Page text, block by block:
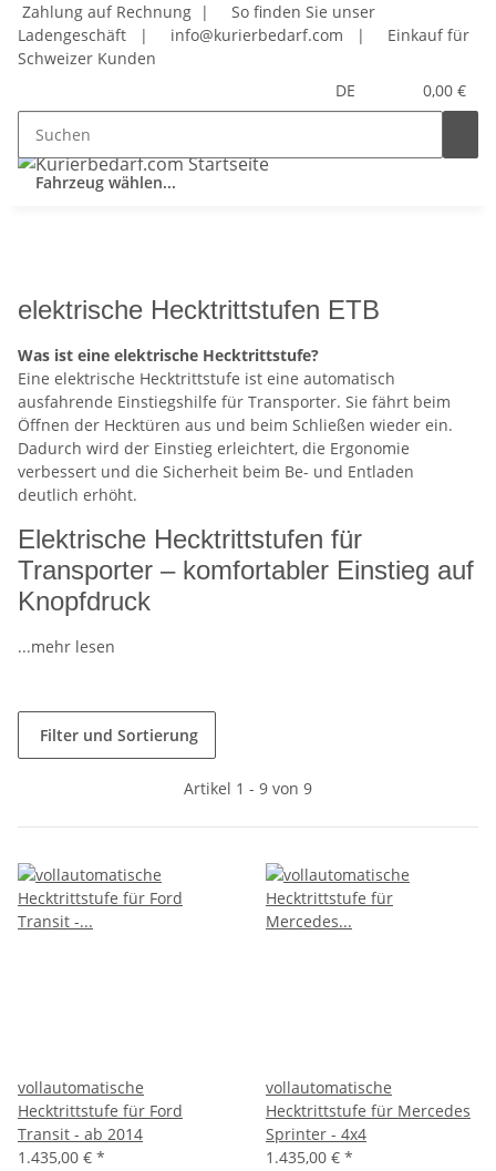
Zahlung auf Rechnung |
So finden Sie unser
Ladengeschäft
| info@kurierbedarf.com |
Einkauf für
Schweizer Kunden
DE
0,00 €
Fahrzeug wählen...
elektrische Hecktrittstufen ETB
Was ist eine elektrische Hecktrittstufe?
Eine elektrische Hecktrittstufe ist eine automatisch
ausfahrende Einstiegshilfe für Transporter. Sie fährt beim
Öffnen der Hecktüren aus und beim Schließen wieder ein.
Dadurch wird der Einstieg erleichtert, die Ergonomie
verbessert und die Sicherheit beim Be- und Entladen
deutlich erhöht.
Elektrische Hecktrittstufen für
Transporter – komfortabler Einstieg auf
Knopfdruck
...mehr lesen
Filter und Sortierung
Artikel 1 - 9 von 9
vollautomatische
Hecktrittstufe für Ford
Transit - ab 2014
1.435,00 € *
vollautomatische
Hecktrittstufe für Mercedes
Sprinter - 4x4
1.435,00 € *